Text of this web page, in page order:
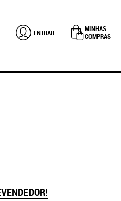
ENTRAR
MINHAS
COMPRAS